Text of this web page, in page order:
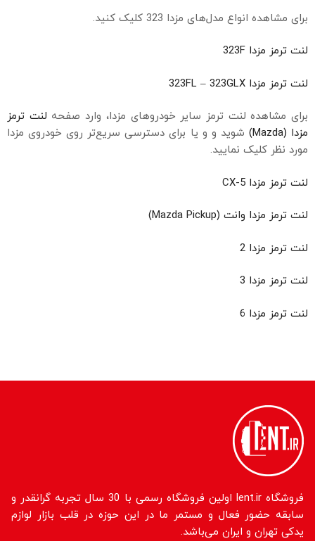
برای مشاهده انواع مدل‌های مزدا 323 کلیک کنید.
لنت ترمز مزدا 323F
لنت ترمز مزدا 323FL – 323GLX
برای مشاهده لنت ترمز سایر خودروهای مزدا، وارد صفحه لنت ترمز
مزدا (Mazda)
شوید و و یا برای دسترسی سریع‌تر روی خودروی مزدا
مورد نظر کلیک نمایید.
لنت ترمز مزدا CX-5
لنت ترمز مزدا وانت (Mazda Pickup)
لنت ترمز مزدا 2
لنت ترمز مزدا 3
لنت ترمز مزدا 6
فروشگاه lent.ir اولین فروشگاه رسمی با 30 سال تجربه گرانقدر و
سابقه حضور فعال و مستمر ما در این حوزه در قلب بازار لوازم
یدکی تهران و ایران می‌باشد.